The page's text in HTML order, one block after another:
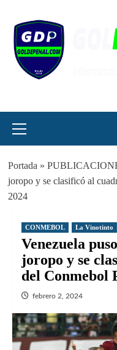
contenido
principal
Portada »
joropo y se clasificó al
2024
CONMEBOL La Vinotinto
Venezuela
joropo y se
del Conmebol
febrero 2, 2024